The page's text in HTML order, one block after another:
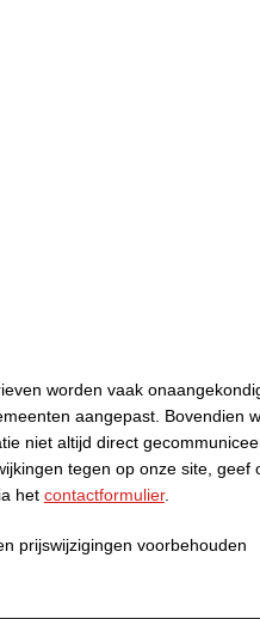
worden vaak
aangepast. Bovendien
niet altijd direct
tegen op onze site, geef
het contactformulier.
prijswijzigingen voorbehouden